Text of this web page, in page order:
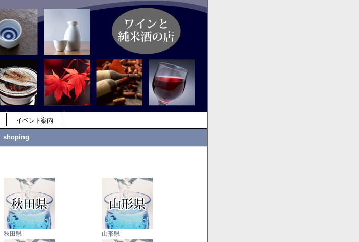
イベント案内
shoping
秋田県 山形県